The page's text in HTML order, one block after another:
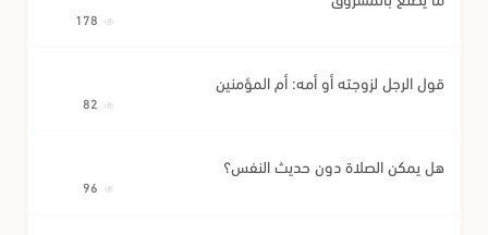
قول الرجل لزوجته أو أمه: أم المؤمنين
هل يمكن الصلاة دون حديث النفس؟